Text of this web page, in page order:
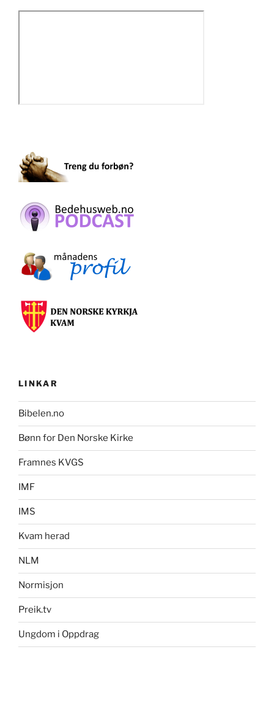
LINKAR
Bibelen.no
Bønn for Den Norske Kirke
Framnes KVGS
IMF
IMS
Kvam herad
NLM
Normisjon
Preik.tv
Ungdom i Oppdrag